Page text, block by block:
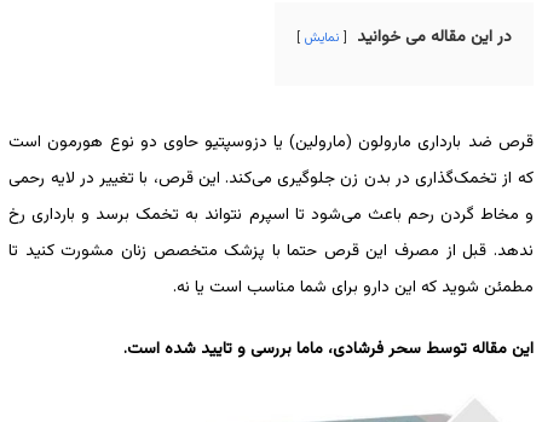
در این مقاله می خوانید نمایش
قرص ضد بارداری مارولون (مارولین) یا دزوسپتیو حاوی دو نوع هورمون است
که از تخمک‌گذاری در بدن زن جلوگیری می‌کند. این قرص، با تغییر در لایه رحمی
و مخاط گردن رحم باعث می‌شود تا اسپرم نتواند به تخمک برسد و بارداری رخ
ندهد. قبل از مصرف این قرص حتما با پزشک متخصص زنان مشورت کنید تا
مطمئن شوید که این دارو برای شما مناسب است یا نه.
این مقاله توسط سحر فرشادی، ماما بررسی و تایید شده است.